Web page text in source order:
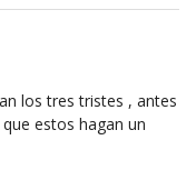
los tres tristes , antes
estos hagan un